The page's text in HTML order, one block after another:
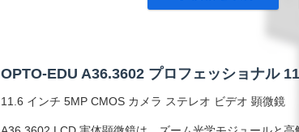
OPTO-EDU A36.3602 プロフェッショナル
11.6 インチ 5MP CMOS カメラ ステレオ ビデオ 顕微鏡